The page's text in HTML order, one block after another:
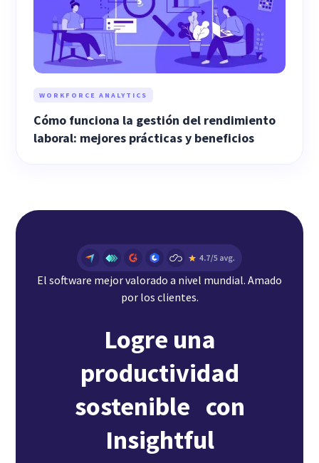
WORKFORCE ANALYTICS
Cómo funciona la gestión del rendimiento
laboral: mejores prácticas y beneficios
El software mejor valorado a nivel mundial. Amado
por los clientes.
Logre una
productividad
sostenible con
Insightful